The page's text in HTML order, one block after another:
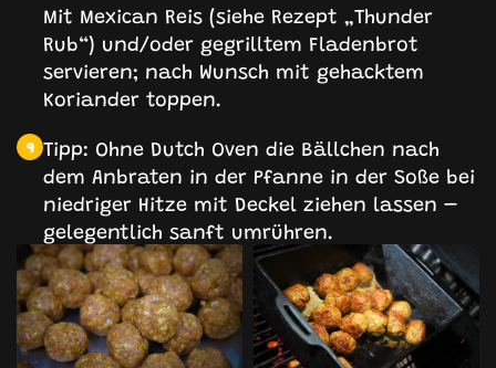
Mit Mexican Reis (siehe Rezept „Thunder
Rub“) und/oder gegrilltem Fladenbrot
servieren; nach Wunsch mit gehacktem
Koriander toppen.
9 Tipp: Ohne Dutch Oven die Bällchen nach
dem Anbraten in der Pfanne in der Soße bei
niedriger Hitze mit Deckel ziehen lassen –
gelegentlich sanft umrühren.